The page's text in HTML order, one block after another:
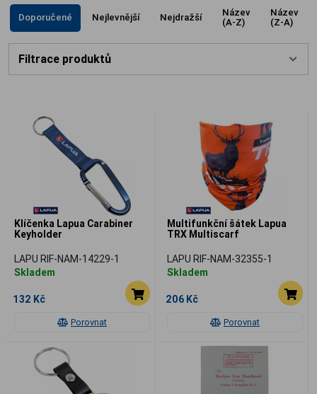
Doporučené Nejlevnější Nejdražší
Název
(A-Z)
Název
(Z-A)
Filtrace produktů
Porovnat
Klíčenka Lapua Carabiner
Keyholder
LAPU RIF-NAM-14229-1
Skladem
132 Kč
Porovnat
Multifunkční šátek Lapua
TRX Multiscarf
LAPU RIF-NAM-32355-1
Skladem
206 Kč